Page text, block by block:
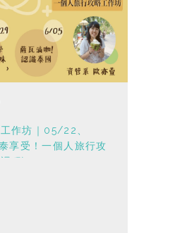
作坊｜05/22、
受！一個人旅行攻
程)